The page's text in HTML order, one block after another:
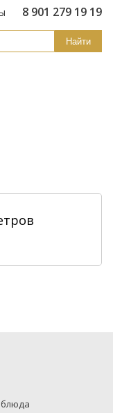
8 901 279 19 19
Найти
блюда